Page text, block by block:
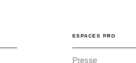
ESPACES PRO
Presse